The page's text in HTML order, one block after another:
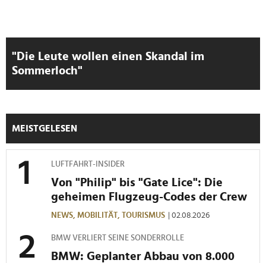
"Die Leute wollen einen Skandal im
Sommerloch"
MEISTGELESEN
LUFTFAHRT-INSIDER
Von "Philip" bis "Gate Lice": Die
geheimen Flugzeug-Codes der Crew
NEWS, MOBILITÄT, TOURISMUS | 02.08.2026
BMW VERLIERT SEINE SONDERROLLE
BMW: Geplanter Abbau von 8.000